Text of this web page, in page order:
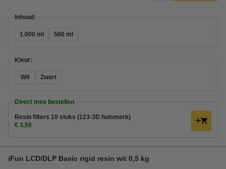
Inhoud:
1.000 ml 500 ml
Kleur:
Wit Zwart
Direct mee bestellen
Resin filters 10 stuks (123-3D huismerk)
€ 3,50
iFun LCD/DLP Basic rigid resin wit 0,5 kg